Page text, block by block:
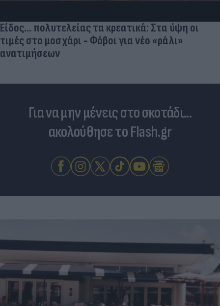
Είδος... πολυτελείας τα κρεατικά: Στα ύψη οι
τιμές στο μοσχάρι - Φόβοι για νέο «ράλι»
ανατιμήσεων
Για να μην μένεις στο σκοτάδι...
ακολούθησε το Flash.gr